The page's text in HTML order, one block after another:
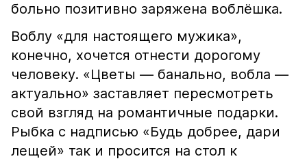
больно позитивно заряжена воблёшка.
Воблу «для настоящего мужика»,
конечно, хочется отнести дорогому
человеку. «Цветы — банально, вобла —
актуально» заставляет пересмотреть
свой взгляд на романтичные подарки.
Рыбка с надписью «Будь добрее, дари
лещей» так и просится на стол к